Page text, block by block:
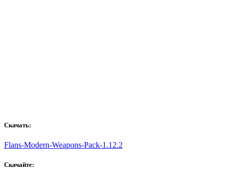
Скачать:
Flans-Modern-Weapons-Pack-1.12.2
Скачайте: